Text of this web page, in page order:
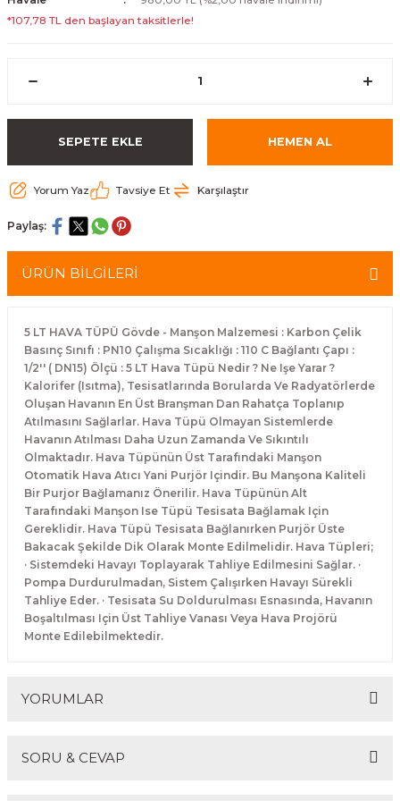
*107,78 TL den başlayan taksitlerle!
SEPETE EKLE HEMEN AL
Yorum Yaz Tavsiye Et Karşılaştır
Paylaş:
ÜRÜN BİLGİLERİ
5 LT HAVA TÜPÜ Gövde - Manşon Malzemesi : Karbon Çelik
Basınç Sınıfı : PN10 Çalışma Sıcaklığı : 110 C Bağlantı Çapı :
1/2'' ( DN15) Ölçü : 5 LT Hava Tüpü Nedir ? Ne Işe Yarar ?
Kalorifer (Isıtma), Tesisatlarında Borularda Ve Radyatörlerde
Oluşan Havanın En Üst Branşman Dan Rahatça Toplanıp
Atılmasını Sağlarlar. Hava Tüpü Olmayan Sistemlerde
Havanın Atılması Daha Uzun Zamanda Ve Sıkıntılı
Olmaktadır. Hava Tüpünün Üst Tarafındaki Manşon
Otomatik Hava Atıcı Yani Purjör Içindir. Bu Manşona Kaliteli
Bir Purjor Bağlamanız Önerilir. Hava Tüpünün Alt
Tarafındaki Manşon Ise Tüpü Tesisata Bağlamak Için
Gereklidir. Hava Tüpü Tesisata Bağlanırken Purjör Üste
Bakacak Şekilde Dik Olarak Monte Edilmelidir. Hava Tüpleri;
· Sistemdeki Havayı Toplayarak Tahliye Edilmesini Sağlar. ·
Pompa Durdurulmadan, Sistem Çalışırken Havayı Sürekli
Tahliye Eder. · Tesisata Su Doldurulması Esnasında, Havanın
Boşaltılması Için Üst Tahliye Vanası Veya Hava Projörü
Monte Edilebilmektedir.
YORUMLAR
SORU & CEVAP